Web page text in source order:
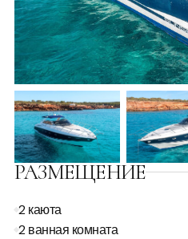
РАЗМЕЩЕНИЕ
2 каюта
2 ванная комната